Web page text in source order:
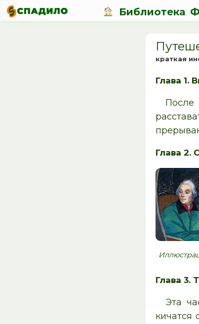
Библиотека
краткая
Глава 1.
После
Глава 2.
Глава 3.
Эта
кичатся